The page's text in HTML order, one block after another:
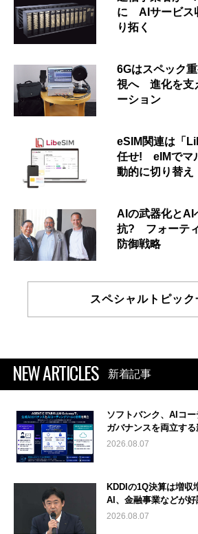
に AIサービス
り拓く
6Gはスペック
視へ 進化を支
ーション
eSIM関連は「
任せ! eIMでマ
動的に切り替え
AIの武器化とAI
抗? フォーティ
防御戦略
スペシャルトピック
NEW ARTICLES 新着記事
ソフトバンク、AIコ
ガバナンスを両立す
2026.08.07
KDDIの1Q決算は増
AI、金融事業などが好
2026.08.07